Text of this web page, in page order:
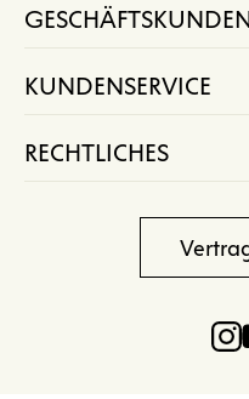
KUNDENSERVICE
RECHTLICHES